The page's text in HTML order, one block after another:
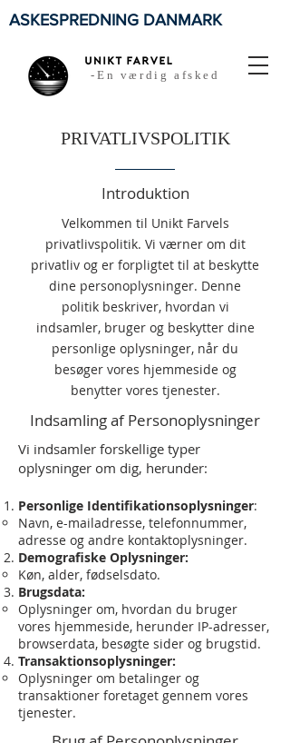
-En værdig afsked
ASKESPREDNING DANMARK
PRIVATLIVSPOLITIK
Introduktion
Velkommen til Unikt Farvels
privatlivspolitik. Vi værner om dit
privatliv og er forpligtet til at beskytte
dine personoplysninger. Denne
politik beskriver, hvordan vi
indsamler, bruger og beskytter dine
personlige oplysninger, når du
besøger vores hjemmeside og
benytter vores tjenester.
Indsamling af Personoplysninger
Vi indsamler forskellige typer
oplysninger om dig, herunder:
Personlige Identifikationsoplysninger:
Navn, e-mailadresse, telefonnummer,
adresse og andre kontaktoplysninger.
Demografiske Oplysninger:
Køn, alder, fødselsdato.
Brugsdata:
Oplysninger om, hvordan du bruger
vores hjemmeside, herunder IP-adresser,
browserdata, besøgte sider og brugstid.
Transaktionsoplysninger:
Oplysninger om betalinger og
transaktioner foretaget gennem vores
tjenester.